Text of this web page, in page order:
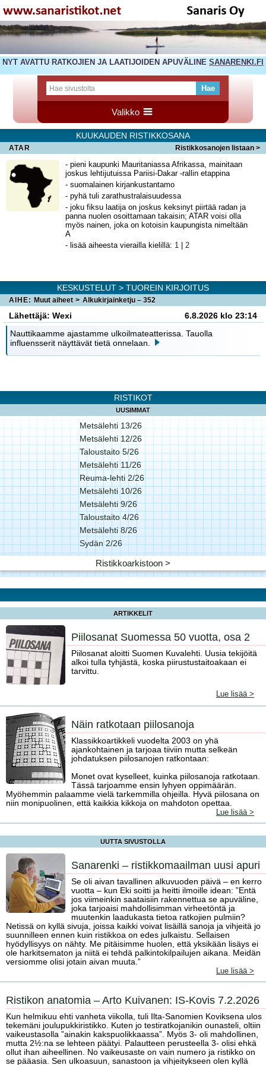
NYT AVATTU RATKOJIEN JA LAATIJOIDEN APUVÄLINE SANARENKI.FI
Valikko
KUUKAUDEN RISTIKKOSANA
ATAR Ristikkosanojen listaan >
- pieni kaupunki Mauritaniassa Afrikassa, mainitaan
joskus lehtijutuissa Pariisi-Dakar -rallin etappina
- suomalainen kirjankustantamo
- pyhä tuli zarathustralaisuudessa
- joku fiksu laatija on joskus keksinyt piirtää radan ja
panna nuolen osoittamaan takaisin; ATAR voisi olla
myös nainen, joka on kotoisin kaupungista nimeltään
A
- lisää aiheesta vierailla kielillä: 1| 2
KESKUSTELUT > TUOREIN KIRJOITUS
AIHE: Muut aiheet > Alkukirjainketju – 352
Lähettäjä: Wexi
6.8.2026 klo 23:14
Nauttikaamme ajastamme ulkoilmateatterissa. Tauolla
influensserit näyttävät tietä onnelaan.
RISTIKOT
UUSIMMAT
Metsälehti 13/26
Metsälehti 12/26
Taloustaito 5/26
Metsälehti 11/26
Reuma-lehti 2/26
Metsälehti 10/26
Metsälehti 9/26
Taloustaito 4/26
Metsälehti 8/26
Sydän 2/26
Ristikkoarkistoon >
ARTIKKELIT
Piilosanat Suomessa 50 vuotta, osa 2
Piilosanat aloitti Suomen Kuvalehti. Uusia tekijöitä
alkoi tulla tyhjästä, koska piirustustaitoakaan ei
tarvittu.
Lue lisää >
Näin ratkotaan piilosanoja
Klassikkoartikkeli vuodelta 2003 on yhä
ajankohtainen ja tarjoaa tiiviin mutta selkeän
johdatuksen piilosanojen ratkontaan:
Monet ovat kyselleet, kuinka piilosanoja ratkotaan.
Tässä tarjoamme ensin lyhyen oppimäärän.
Myöhemmin palaamme vielä tarkemmilla ohjeilla. Hyvä piilosana on
niin monipuolinen, että kaikkia kikkoja on mahdoton opettaa.
Lue lisää >
UUTTA SIVUSTOLLA
Sanarenki – ristikkomaailman uusi apuri
Se oli aivan tavallinen alkuvuoden päivä – en kerro
vuotta – kun Eki soitti ja heitti ilmoille idean: ”Entä
jos viimeinkin saataisiin rakennettua se apuväline,
joka tarjoaisi mahdollisimman virheetöntä ja
muutenkin laadukasta tietoa ratkojien pulmiin?
Netissä on kyllä sivuja, joissa kaikki voivat lisäillä sanoja ja vihjeitä jo
suunnilleen ennen kuin ristikkoa on edes julkaistu. Sellaisen
hyödyllisyys on nähty. Me pitäisimme huolen, että yksikään lisäys ei
ole harkitsematon ja niitä ei tehdä palkintokilpailujen aikana. Meidän
versiomme olisi jotain aivan muuta.”
Lue lisää >
Ristikon anatomia – Arto Kuivanen: IS-Kovis 7.2.2026
Kun helmikuu ehti vanheta viikolla, tuli Ilta-Sanomien Koviksena ulos
tekemäni joulupukkiristikko. Kuten jo testiratkojanikin ounasteli, oltiin
vaikeustasolla ”ainakin kakspuolikkaassa”. Myös 3- oli mahdollinen,
mutta 2½:na se lehteen päätyi. Palautteen perusteella 3- olisi ehkä
ollut ihan aiheellinen. No vaikeusaste on vain numero ja ristikko on
se pääasia. Sen ulkoasuun, sanastoon ja vihjeitykseen olen kyllä